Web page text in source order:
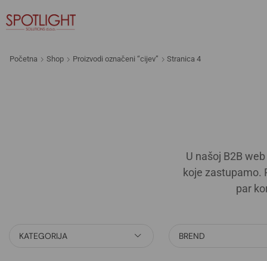
Početna Shop Proizvodi označeni “cijev” Stranica 4
U našoj B2B
koje zastupamo.
par
KATEGORIJA BREND